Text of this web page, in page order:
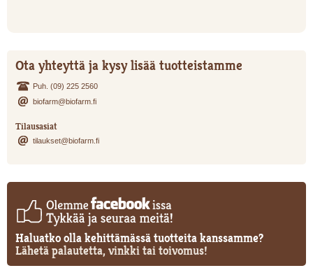
Ota yhteyttä ja kysy lisää tuotteistamme
Puh. (09) 225 2560
biofarm@biofarm.fi
Tilausasiat
tilaukset@biofarm.fi
Haluatko olla kehittämässä tuotteita kanssamme?
Lähetä palautetta, vinkki tai toivomus!